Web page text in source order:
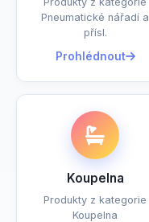
Pneumatické nářadí a
přísl.
Prohlédnout
Koupelna
Produkty z kategorie
Koupelna